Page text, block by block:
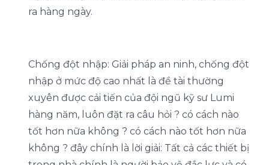
ra hàng ngày.
Chống đột nhập: Giải pháp an ninh, chống đột
nhập ở mức độ cao nhất là đề tài thường
xuyên được cải tiến của đội ngũ kỹ sư Lumi
hàng năm, luôn đặt ra câu hỏi ? có cách nào
tốt hơn nữa không ? có cách nào tốt hơn nữa
không ? đây chính là lời giải: Tất cả các thiết bị